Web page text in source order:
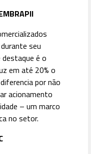
seu
é o
em até 20% o
por não
acionamento
– um marco
no setor.